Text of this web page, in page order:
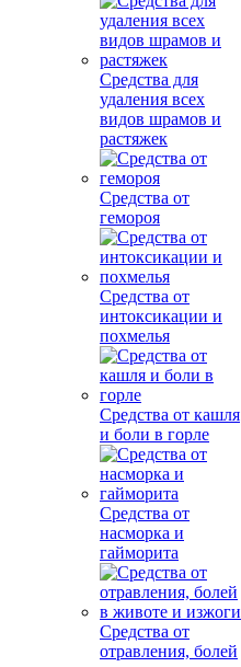
Средства для
удаления всех
видов шрамов и
растяжек
Средства от
гемороя
Средства от
интоксикации и
похмелья
Средства от кашля
и боли в горле
Средства от
насморка и
гайморита
Средства от
отравления, болей